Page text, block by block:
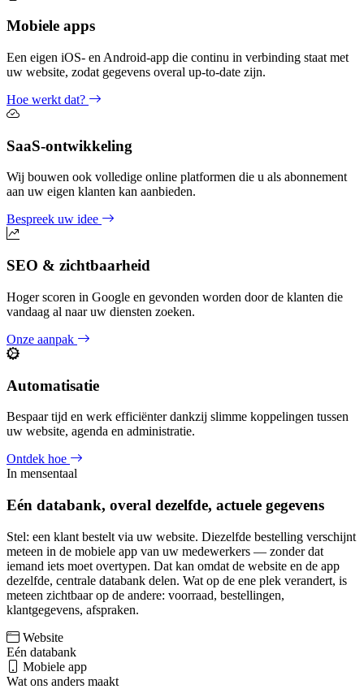
Mobiele apps
Een eigen iOS- en Android-app die continu in verbinding staat met
uw website, zodat gegevens overal up-to-date zijn.
Hoe werkt dat?
SaaS-ontwikkeling
Wij bouwen ook volledige online platformen die u als abonnement
aan uw eigen klanten kan aanbieden.
Bespreek uw idee
SEO & zichtbaarheid
Hoger scoren in Google en gevonden worden door de klanten die
vandaag al naar uw diensten zoeken.
Onze aanpak
Automatisatie
Bespaar tijd en werk efficiënter dankzij slimme koppelingen tussen
uw website, agenda en administratie.
Ontdek hoe
In mensentaal
Eén databank, overal dezelfde, actuele gegevens
Stel: een klant bestelt via uw website. Diezelfde bestelling verschijnt
meteen in de mobiele app van uw medewerkers — zonder dat
iemand iets moet overtypen. Dat kan omdat de website en de app
dezelfde, centrale databank delen. Wat op de ene plek verandert, is
meteen zichtbaar op de andere: voorraad, bestellingen,
klantgegevens, afspraken.
Website
Eén databank
Mobiele app
Wat ons anders maakt